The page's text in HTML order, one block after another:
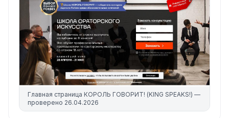
Главная страница КОРОЛЬ ГОВОРИТ! (KING SPEAKS!) —
проверено 26.04.2026